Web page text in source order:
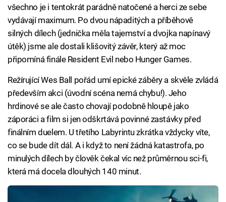
všechno je i tentokrát parádně natočené a herci ze sebe
vydávají maximum. Po dvou nápaditých a příběhově
silných dílech (jednička měla tajemství a dvojka napínavý
útěk) jsme ale dostali klišovitý závěr, který až moc
připomíná finále Resident Evil nebo Hunger Games.
Režírující Wes Ball pořád umí epické záběry a skvěle zvládá
především akci (úvodní scéna nemá chybu!). Jeho
hrdinové se ale často chovají podobně hloupě jako
záporáci a film si jen odškrtává povinné zastávky před
finálním duelem. U třetího Labyrintu zkrátka vždycky víte,
co se bude dít dál. A i když to není žádná katastrofa, po
minulých dílech by člověk čekal víc než průměrnou sci-fi,
která má docela dlouhých 140 minut.